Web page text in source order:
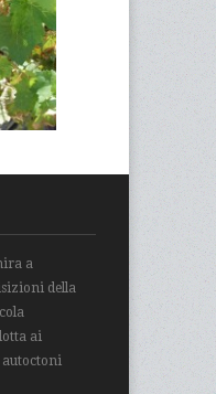
a
della
ai
autoctoni